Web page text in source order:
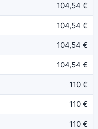
104,54 €
104,54 €
104,54 €
104,54 €
110 €
110 €
110 €